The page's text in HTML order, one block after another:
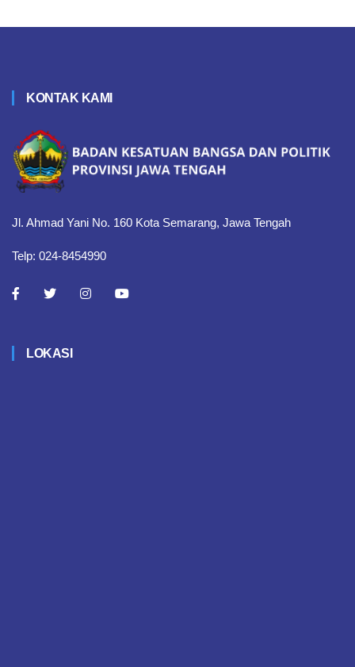
KONTAK KAMI
Jl. Ahmad Yani No. 160 Kota Semarang, Jawa Tengah
Telp: 024-8454990
LOKASI